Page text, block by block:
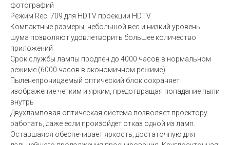
фотографий
Режим Rec. 709 для HDTV проекции HDTV
Компактные размеры, небольшой вес и низкий уровень
шума позволяют удовлетворить большее количество
приложений
Срок службы лампы продлен до 4000 часов в нормальном
режиме (6000 часов в экономичном режиме)
Пыленепроницаемый оптический блок сохраняет
изображение четким и ярким, предотвращая попадание пыли
внутрь
Двухламповая оптическая система позволяет проектору
работать, даже если произойдет отказ одной из ламп.
Оставшаяся обеспечивает яркость, достаточную для